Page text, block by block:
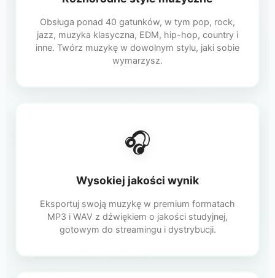
Obsługa ponad 40 gatunków, w tym pop, rock,
jazz, muzyka klasyczna, EDM, hip-hop, country i
inne. Twórz muzykę w dowolnym stylu, jaki sobie
wymarzysz.
🎧
Wysokiej jakości wynik
Eksportuj swoją muzykę w premium formatach
MP3 i WAV z dźwiękiem o jakości studyjnej,
gotowym do streamingu i dystrybucji.